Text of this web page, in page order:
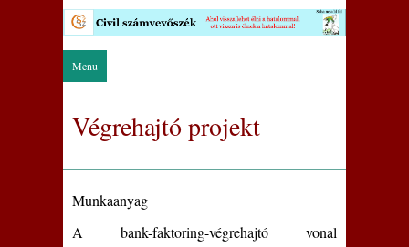
Menu
Végrehajtó projekt
Munkaanyag
A bank-faktoring-végrehajtó vonal